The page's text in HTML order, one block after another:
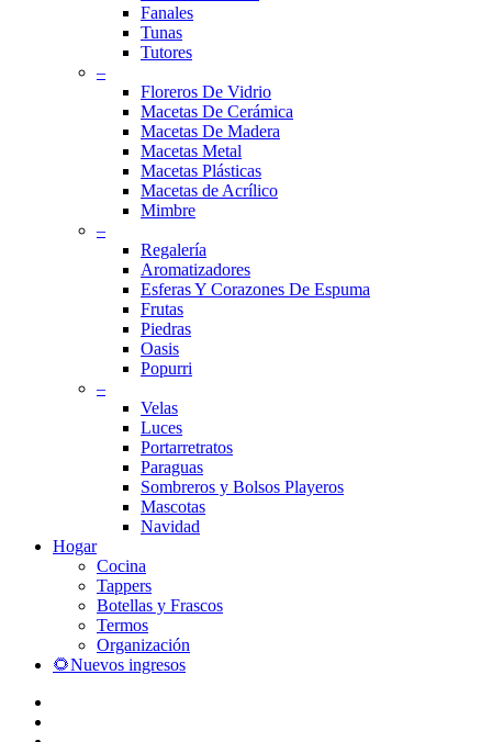
Fanales
Tunas
Tutores
–
Floreros De Vidrio
Macetas De Cerámica
Macetas De Madera
Macetas Metal
Macetas Plásticas
Macetas de Acrílico
Mimbre
–
Regalería
Aromatizadores
Esferas Y Corazones De Espuma
Frutas
Piedras
Oasis
Popurri
–
Velas
Luces
Portarretratos
Paraguas
Sombreros y Bolsos Playeros
Mascotas
Navidad
Hogar
Cocina
Tappers
Botellas y Frascos
Termos
Organización
🌻Nuevos ingresos